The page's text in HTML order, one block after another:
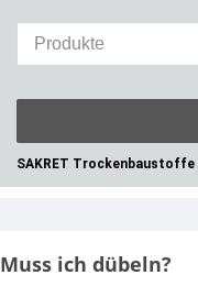
SAKRET Trockenbaustoffe
content
Muss ich dübeln?